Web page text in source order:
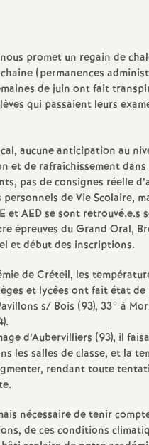
promet un regain de
(permanences
de juin ont fait
qui passaient leurs
aucune anticipation au
et de rafraîchissement dans
pas de consignes réelle
de Vie Scolaire,
etAEDse sont retrouvé.e.s
épreuves du Grand Oral,
et début des inscriptions.
de Créteil, les
et lycées ont fait état de
s/ Bois (93), 33° à
d’Aubervilliers (93), il
les salles de classe, et la
rendant toute
nécessaire de tenir
de ces conditions